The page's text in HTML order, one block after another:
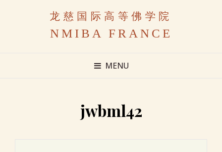
龙慈国际高等佛学院
NMIBA FRANCE
MENU
jwbml42